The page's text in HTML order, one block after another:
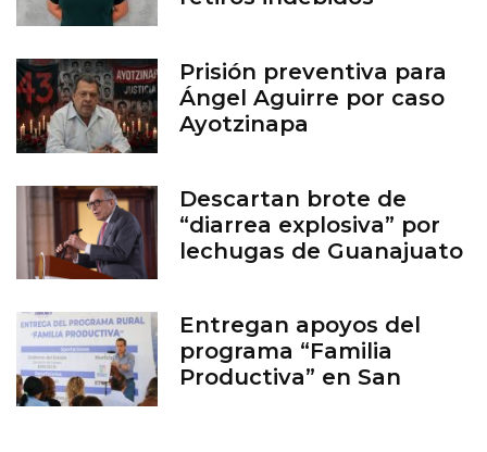
Prisión preventiva para
Ángel Aguirre por caso
Ayotzinapa
Descartan brote de
“diarrea explosiva” por
lechugas de Guanajuato
Entregan apoyos del
programa “Familia
Productiva” en San